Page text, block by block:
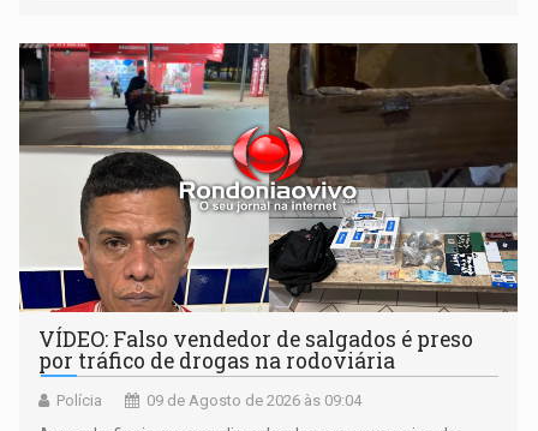
VÍDEO: Falso vendedor de salgados é preso
por tráfico de drogas na rodoviária
Polícia 09 de Agosto de 2026 às 09:04